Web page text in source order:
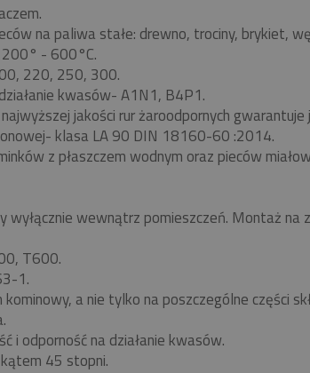
na paliwa stałe: drewno, trociny, brykiet,
- 600°C.
220, 250, 300.
kwasów- A1N1, B4P1.
najwyższej jakości rur żaroodpornych
klasa LA 90 DIN 18160-60 :2014.
z płaszczem wodnym oraz pieców
wyłącznie wewnątrz pomieszczeń. Montaż
T600.
1.
a nie tylko na poszczególne części
i odporność na działanie kwasów.
45 stopni.